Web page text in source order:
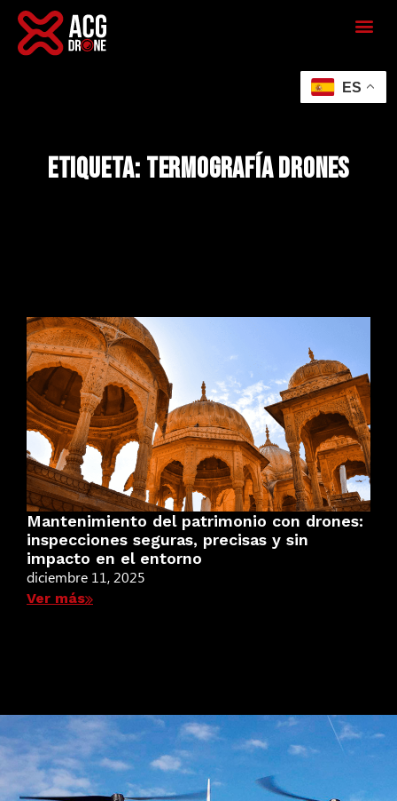
Etiqueta: termografía drones
Mantenimiento del patrimonio con drones:
inspecciones seguras, precisas y sin
impacto en el entorno
diciembre 11, 2025
Ver más
ES